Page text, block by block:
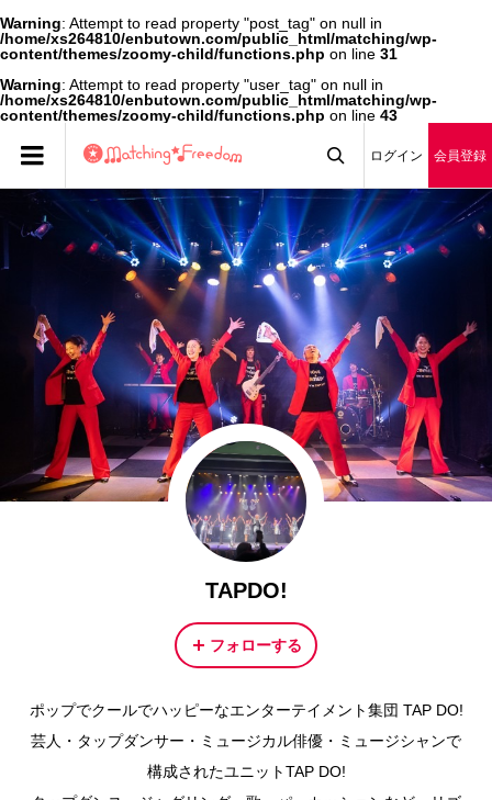
Warning: Attempt to read property "post_tag" on null in
/home/xs264810/enbutown.com/public_html/matching/wp-
content/themes/zoomy-child/functions.php on line 31
Warning: Attempt to read property "user_tag" on null in
/home/xs264810/enbutown.com/public_html/matching/wp-
content/themes/zoomy-child/functions.php on line 43

ログイン 会員登録
TAPDO!
フォローする
ポップでクールでハッピーなエンターテイメント集団 TAP DO!
芸人・タップダンサー・ミュージカル俳優・ミュージシャンで
構成されたユニットTAP DO!